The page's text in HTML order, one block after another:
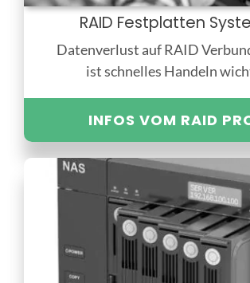
RAID Festplatten
Datenverlust auf RAID
ist schnelles Handeln
INFOS VOM RAID